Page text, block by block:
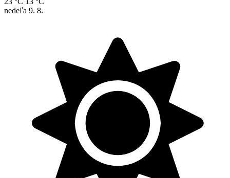
nedeľa 9. 8.